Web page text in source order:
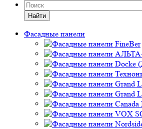
Найти
Фасадные панели